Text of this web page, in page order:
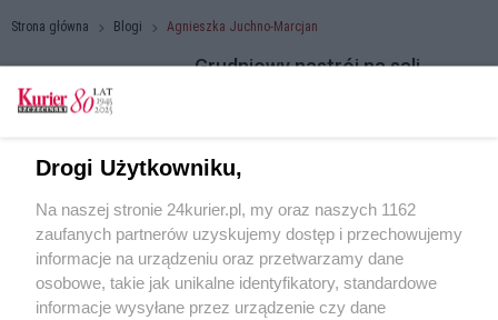
Strona główna Blogi Agnieszka Juchno-Marcjan
Grudniowy nastrój na sali
nas do podsumowań, dokonywania bilansu
sukcesów i...
Kiedy dziadkowie mogą
odziedziczyć majątek?
07.12.2022 r. 09:45
Drogi Użytkowniku,
Na naszej stronie 24kurier.pl, my oraz naszych 1162
zaufanych partnerów uzyskujemy dostęp i przechowujemy
informacje na urządzeniu oraz przetwarzamy dane
osobowe, takie jak unikalne identyfikatory, standardowe
informacje wysyłane przez urządzenie czy dane